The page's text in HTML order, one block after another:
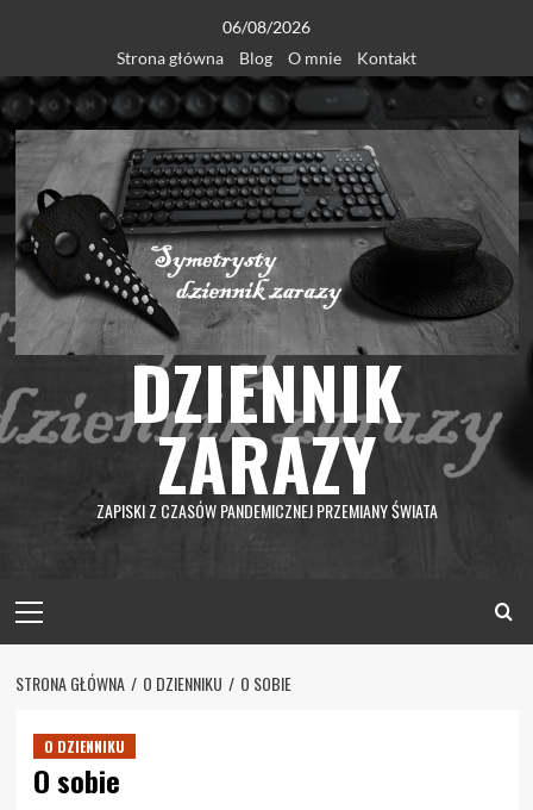
content
06/08/2026
Strona główna
Blog O mnie Kontakt
DZIENNIK
ZARAZY
ZAPISKI Z CZASÓW PANDEMICZNEJ PRZEMIANY ŚWIATA
Menu
STRONA GŁÓWNA O DZIENNIKU O SOBIE
O DZIENNIKU
O sobie